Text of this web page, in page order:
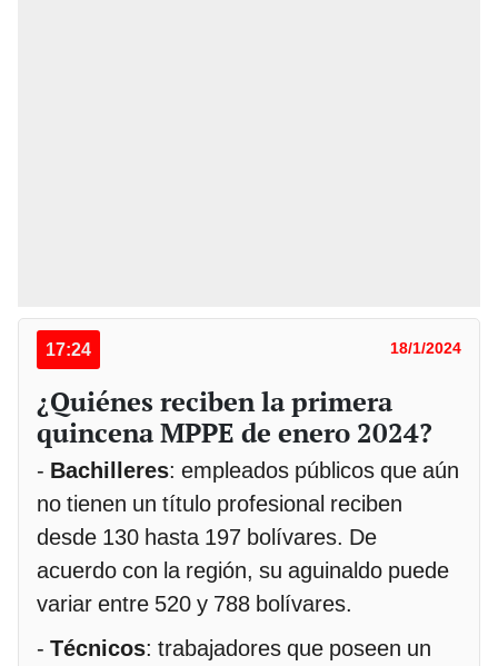
17:24 18/1/2024
¿Quiénes reciben la primera
quincena MPPE de enero 2024?
- Bachilleres: empleados públicos que aún
no tienen un título profesional reciben
desde 130 hasta 197 bolívares. De
acuerdo con la región, su aguinaldo puede
variar entre 520 y 788 bolívares.
- Técnicos: trabajadores que poseen un